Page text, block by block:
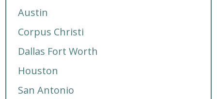
Austin
Corpus Christi
Dallas Fort Worth
Houston
San Antonio